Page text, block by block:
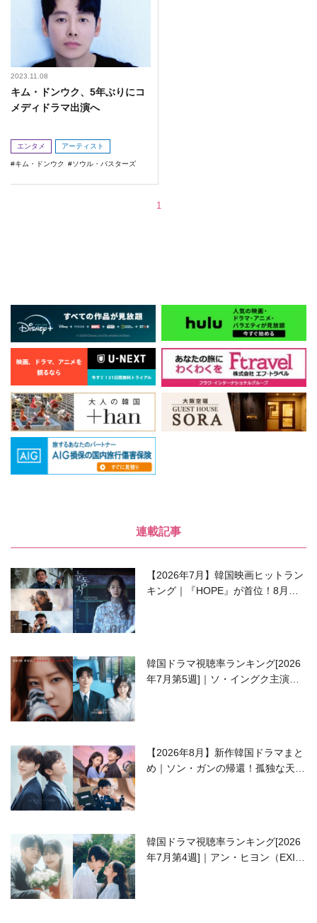
2023.11.08
キム・ドンウク、5年ぶりにコ
メディドラマ出演へ
エンタメ アーティスト
キム・ドンウク ソウル・バスターズ
1
連載記事
【2026年7月】韓国映画ヒットラン
キング｜『HOPE』が首位！8月公
韓国ドラマ視聴率ランキング[2026
年7月第5週]｜ソ・イングク主演の
【2026年8月】新作韓国ドラマまと
め｜ソン・ガンの帰還！孤独な天才
韓国ドラマ視聴率ランキング[2026
年7月第4週]｜アン・ヒヨン（EXID